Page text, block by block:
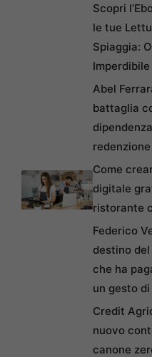
Scopri
le tue
Spiaggia:
Abel
battaglia
Come
digitale
ristorante
Federico
destino
che ha
un gesto
Credit
nuovo
canone